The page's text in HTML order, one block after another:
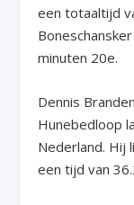
een totaaltijd
minuten 20e.
Dennis
Hunebedloop
Nederland. Hij
een tijd van